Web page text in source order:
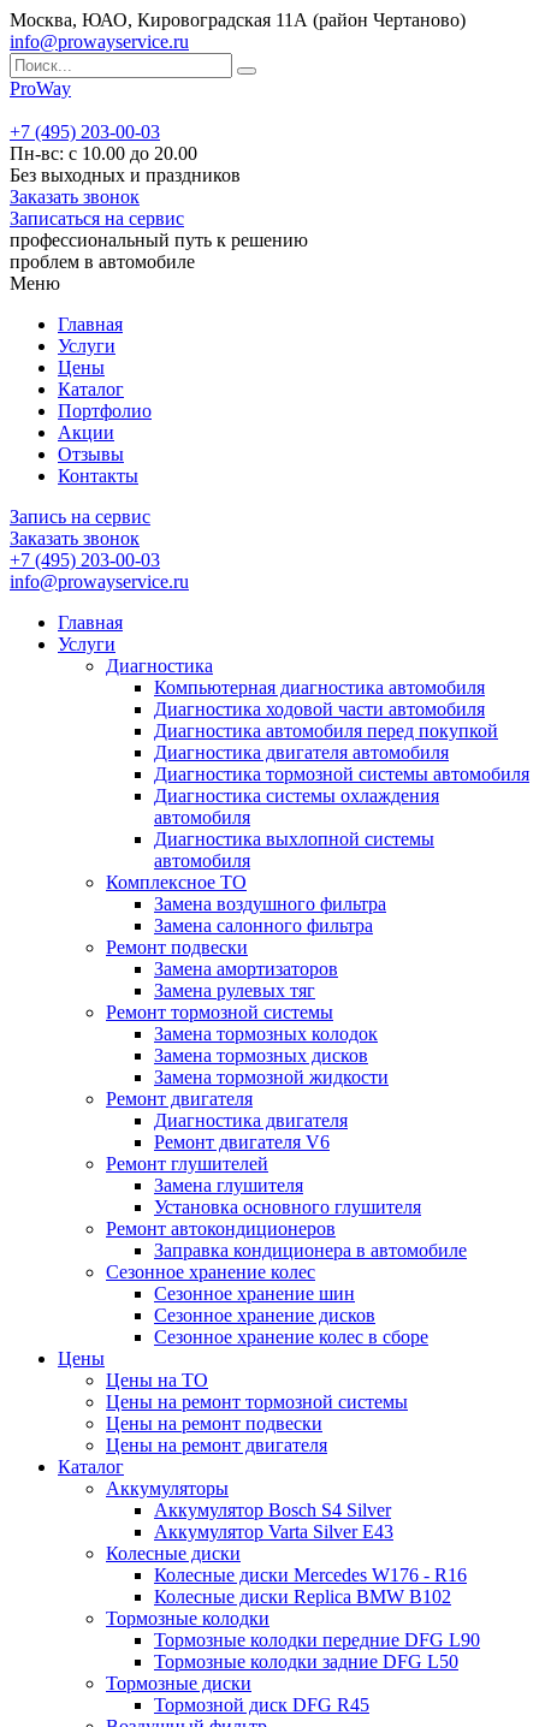
Москва, ЮАО, Кировоградская 11А (район Чертаново)
info@prowayservice.ru
ProWay
+7 (495) 203-00-03
Пн-вс: с 10.00 до 20.00
Без выходных и праздников
Заказать звонок
Записаться на сервис
профессиональный путь к решению
проблем в автомобиле
Меню
Главная
Услуги
Цены
Каталог
Портфолио
Акции
Отзывы
Контакты
Запись на сервис
Заказать звонок
+7 (495) 203-00-03
info@prowayservice.ru
Главная
Услуги
Диагностика
Компьютерная диагностика автомобиля
Диагностика ходовой части автомобиля
Диагностика автомобиля перед покупкой
Диагностика двигателя автомобиля
Диагностика тормозной системы автомобиля
Диагностика системы охлаждения
автомобиля
Диагностика выхлопной системы
автомобиля
Комплексное ТО
Замена воздушного фильтра
Замена салонного фильтра
Ремонт подвески
Замена амортизаторов
Замена рулевых тяг
Ремонт тормозной системы
Замена тормозных колодок
Замена тормозных дисков
Замена тормозной жидкости
Ремонт двигателя
Диагностика двигателя
Ремонт двигателя V6
Ремонт глушителей
Замена глушителя
Установка основного глушителя
Ремонт автокондиционеров
Заправка кондиционера в автомобиле
Сезонное хранение колес
Сезонное хранение шин
Сезонное хранение дисков
Сезонное хранение колес в сборе
Цены
Цены на ТО
Цены на ремонт тормозной системы
Цены на ремонт подвески
Цены на ремонт двигателя
Каталог
Аккумуляторы
Аккумулятор Bosch S4 Silver
Аккумулятор Varta Silver E43
Колесные диски
Колесные диски Mercedes W176 - R16
Колесные диски Replica BMW B102
Тормозные колодки
Тормозные колодки передние DFG L90
Тормозные колодки задние DFG L50
Тормозные диски
Тормозной диск DFG R45